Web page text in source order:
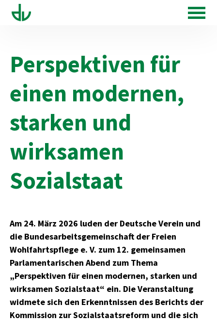
Perspektiven für
einen modernen,
starken und
wirksamen
Sozialstaat
Am 24. März 2026 luden der Deutsche Verein und
die Bundesarbeitsgemeinschaft der Freien
Wohlfahrtspflege e. V. zum 12. gemeinsamen
Parlamentarischen Abend zum Thema
„Perspektiven für einen modernen, starken und
wirksamen Sozialstaat“ ein. Die Veranstaltung
widmete sich den Erkenntnissen des Berichts der
Kommission zur Sozialstaatsreform und die sich